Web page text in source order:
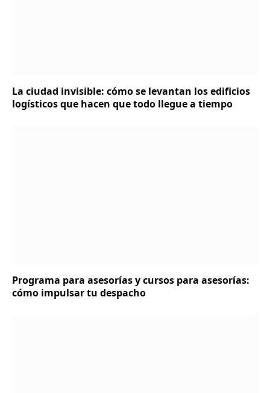
La ciudad invisible: cómo se levantan los edificios
logísticos que hacen que todo llegue a tiempo
Programa para asesorías y cursos para asesorías:
cómo impulsar tu despacho